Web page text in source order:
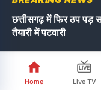
© 2026
राजस्व
छत्तीसगढ़ में फिर ठप पड़
तैयारी में पटवारी
Home
LIVE
Live TV